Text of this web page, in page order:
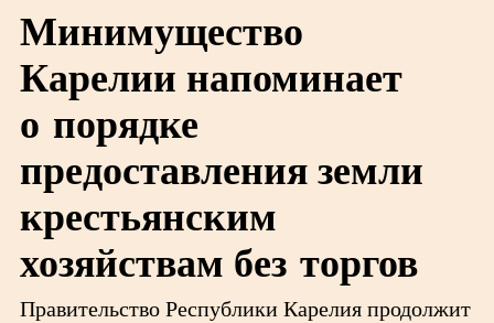
Минимущество
Карелии напоминает
о порядке
предоставления земли
крестьянским
хозяйствам без торгов
Правительство Республики Карелия продолжит